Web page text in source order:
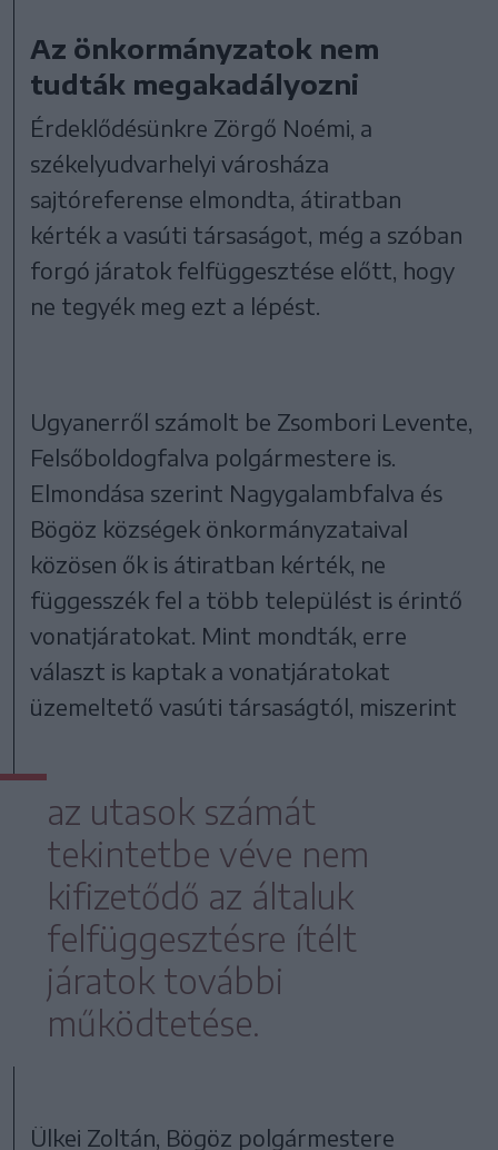
Az önkormányzatok nem
tudták megakadályozni
Érdeklődésünkre Zörgő Noémi, a
székelyudvarhelyi városháza
sajtóreferense elmondta, átiratban
kérték a vasúti társaságot, még a szóban
forgó járatok felfüggesztése előtt, hogy
ne tegyék meg ezt a lépést.
Ugyanerről számolt be Zsombori Levente,
Felsőboldogfalva polgármestere is.
Elmondása szerint Nagygalambfalva és
Bögöz községek önkormányzataival
közösen ők is átiratban kérték, ne
függesszék fel a több települést is érintő
vonatjáratokat. Mint mondták, erre
választ is kaptak a vonatjáratokat
üzemeltető vasúti társaságtól, miszerint
az utasok számát
tekintetbe véve nem
kifizetődő az általuk
felfüggesztésre ítélt
járatok további
működtetése.
Ülkei Zoltán, Bögöz polgármestere